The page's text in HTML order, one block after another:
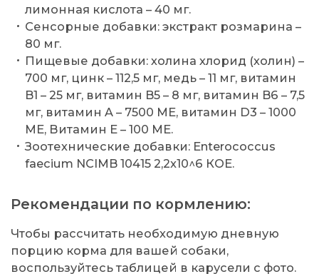
лимонная кислота – 40 мг.
Сенсорные добавки: экстракт розмарина –
80 мг.
Пищевые добавки: холина хлорид (холин) –
700 мг, цинк – 112,5 мг, медь – 11 мг, витамин
B1 – 25 мг, витамин B5 – 8 мг, витамин B6 – 7,5
мг, витамин A – 7500 МЕ, витамин D3 – 1000
МЕ, Витамин E – 100 МЕ.
Зоотехнические добавки: Enterococcus
faecium NCIMB 10415 2,2x10^6 КОЕ.
Рекомендации по кормлению:
Чтобы рассчитать необходимую дневную
порцию корма для вашей собаки,
воспользуйтесь таблицей в карусели с фото.